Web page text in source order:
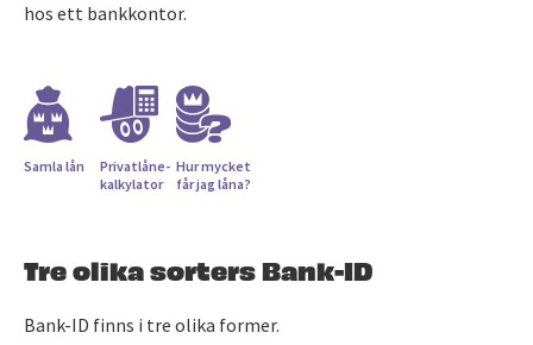
hos ett bankkontor.
Samla lån
Privatlåne­
kalkylator
Hur mycket
får jag låna?
Tre olika sorters Bank-ID
Bank-ID finns i tre olika former.